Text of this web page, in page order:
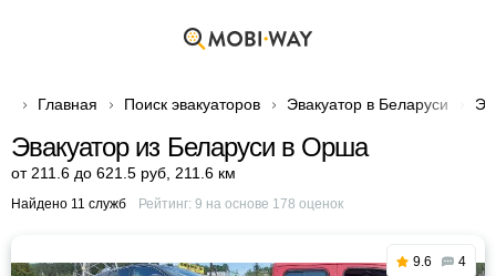
Главная Поиск эвакуаторов Эвакуатор в Беларуси
Эвакуатор из Беларуси в Орша
от 211.6 до 621.5 руб 211.6 км
Найдено 11 служб Рейтинг: 9 на основе 178 оценок
9.6 4